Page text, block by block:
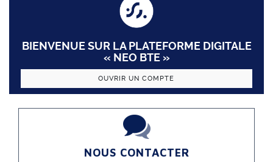
BIENVENUE SUR LA PLATEFORME DIGITALE
« NEO BTE »
OUVRIR UN COMPTE
NOUS CONTACTER